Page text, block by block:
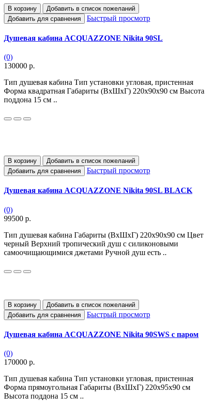
В корзину
Добавить в список пожеланий
Добавить для сравнения
Быстрый просмотр
Душевая кабина ACQUAZZONE Nikita 90SL
(0)
130000 р.
Тип душевая кабина Тип установки угловая, пристенная
Форма квадратная Габариты (ВхШхГ) 220х90х90 см Высота
поддона 15 см ..
В корзину
Добавить в список пожеланий
Добавить для сравнения
Быстрый просмотр
Душевая кабина ACQUAZZONE Nikita 90SL BLACK
(0)
99500 р.
Тип душевая кабина Габариты (ВхШхГ) 220х90x90 см Цвет
черный Верхний тропический душ с силиконовыми
самоочищающимися джетами Ручной душ есть ..
В корзину
Добавить в список пожеланий
Добавить для сравнения
Быстрый просмотр
Душевая кабина ACQUAZZONE Nikita 90SWS с паром
(0)
170000 р.
Тип душевая кабина Тип установки угловая, пристенная
Форма прямоугольная Габариты (ВхШхГ) 220х95х90 см
Высота поддона 15 см ..